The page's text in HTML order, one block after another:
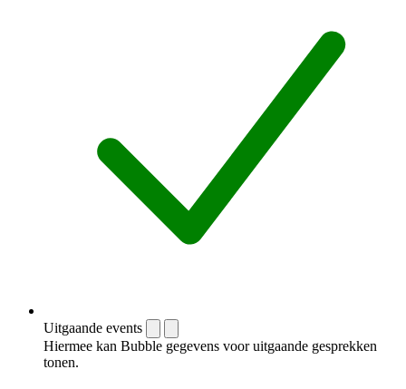
Uitgaande events
Hiermee kan Bubble gegevens voor uitgaande gesprekken
tonen.